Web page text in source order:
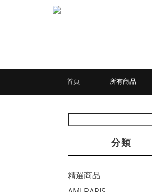
首頁 所有商品
分類
精選商品